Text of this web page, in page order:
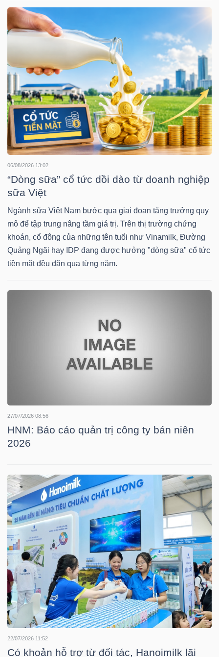
06/08/2026 13:02
“Dòng sữa” cổ tức dồi dào từ doanh nghiệp
sữa Việt
Ngành sữa Việt Nam bước qua giai đoạn tăng trưởng quy
mô để tập trung nâng tầm giá trị. Trên thị trường chứng
khoán, cổ đông của những tên tuổi như Vinamilk, Đường
Quảng Ngãi hay IDP đang được hưởng "dòng sữa" cổ tức
tiền mặt đều đặn qua từng năm.
27/07/2026 08:56
HNM: Báo cáo quản trị công ty bán niên
2026
22/07/2026 11:52
Có khoản hỗ trợ từ đối tác, Hanoimilk lãi
DOANH
BẤT
ĐỘNG
SẢN
TÀI
CHÍNH
HÀNG
HÓA
DƯƠNG
CHÍNH
CÁ
NHÂN
PHÂN
TÍCH
VIETSTOCKFINANCE
VĨ
MÔ